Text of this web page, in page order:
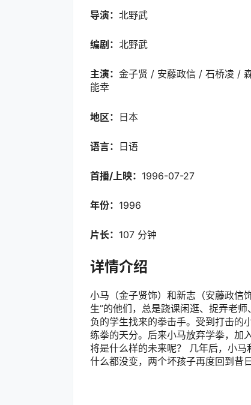
导演： 北野武
编剧： 北野武
主演： 金子贤 / 安藤政信 / 石桥凌 /
能幸
地区： 日本
语言： 日语
首播/上映： 1996-07-27
年份： 1996
片长： 107 分钟
详情介绍
小马（金子贤饰）和新志（安藤政信
生”的他们，总是跷课闲逛、捉弄老
负的学生找来的拳击手。受到打击的
练拳的天分。后来小马放弃学拳，加
将是什么样的未来呢？ 几年后，小
什么都没变，两个坏孩子再度回到昔